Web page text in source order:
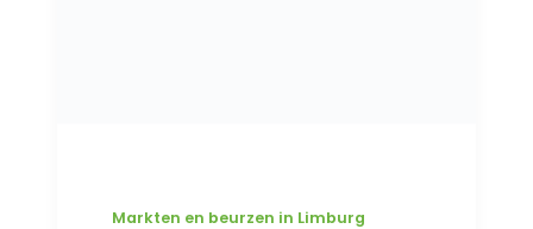
Markten en beurzen in Limburg